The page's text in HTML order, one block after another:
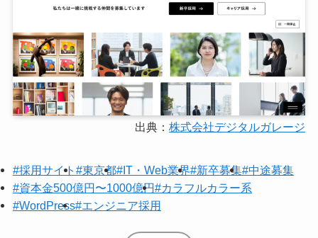
出典：株式会社デジタルガレージ
#採用サイト #東京都#IT・Web業界#新卒募集#中途募集
#資本金500億円〜1000億円#カラフルカラー系
#WordPress#エンジニア採用